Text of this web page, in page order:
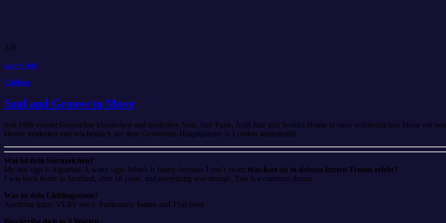
AD
insert_link
Chillout
Soul and Groove to Move
Seit 1998 vereint Grooveline klassischen und modernen Soul, Jazz Funk, Acid Jazz und Soulful House in einer wöchentlichen Show mit
Howie moderiert und wöchentlich aus dem Grooveline-Hauptquartier in London ausgestrahlt.
Was ist dein Sternzeichen?
My star sign is Aquarius. A water sign. Which is funny, because I can’t swim.Was hast du in deinem letzten Traum erlebt?
I was back home in Scotland, after 18 years, and everything was strange. This is a common dream.
Was ist dein Lieblingsessen?
Anything spicy. VERY spicy. Particularly Indian and Thai food.
Beschreibe dich in 3 Worten